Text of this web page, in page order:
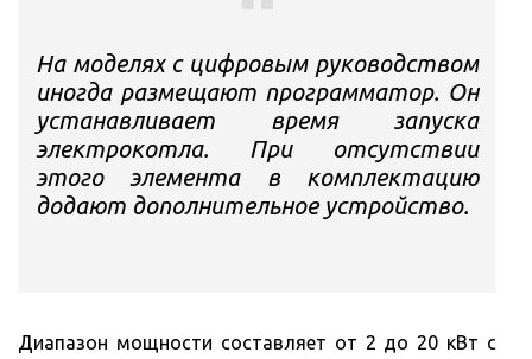
На моделях с цифровым руководством
иногда размещают программатор. Он
устанавливает время запуска
электрокотла. При отсутствии
этого элемента в комплектацию
додают дополнительное устройство.
Диапазон мощности составляет от 2 до 20 кВт с